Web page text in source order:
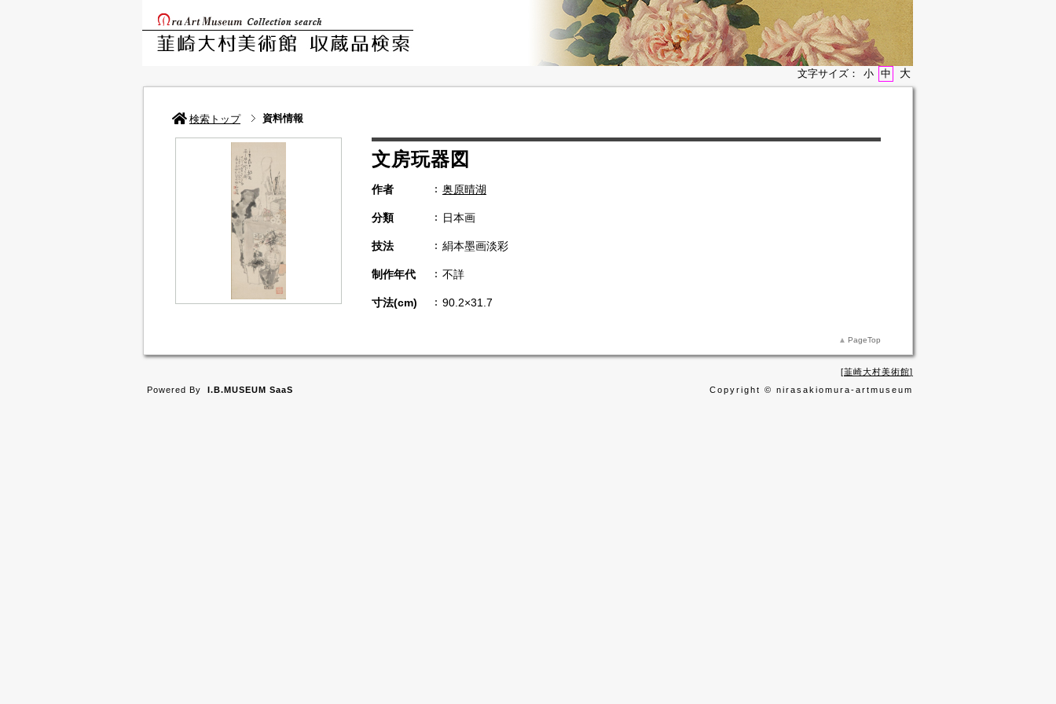
文字サイズ： 小 中 大
検索トップ 資料情報
文房玩器図
作者 奥原晴湖
分類 日本画
技法 絹本墨画淡彩
制作年代 不詳
寸法(cm) 90.2×31.7
PageTop
韮崎大村美術館
Copyright © nirasakiomura-artmuseum
Powered By I.B.MUSEUM SaaS